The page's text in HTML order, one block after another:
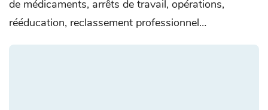
de médicaments, arrêts de travail, opérations,
rééducation, reclassement professionnel…